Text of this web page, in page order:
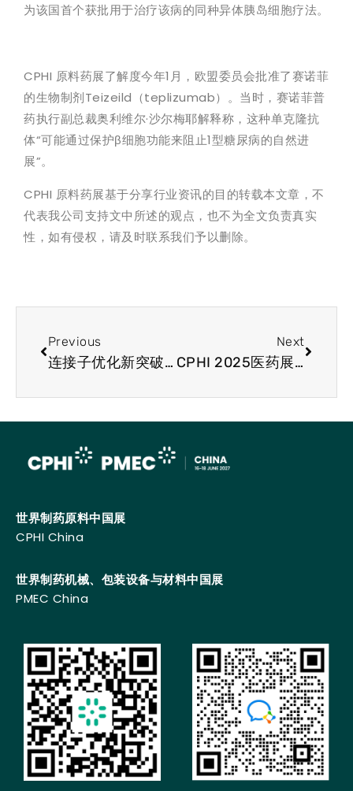
为该国首个获批用于治疗该病的同种异体胰岛细胞疗法。
CPHI 原料药展了解度今年1月，欧盟委员会批准了赛诺菲
的生物制剂Teizeild（teplizumab）。当时，赛诺菲普
药执行副总裁奥利维尔·沙尔梅耶解释称，这种单克隆抗
体“可能通过保护β细胞功能来阻止1型糖尿病的自然进
展”。
CPHI 原料药展基于分享行业资讯的目的转载本文章，不
代表我公司支持文中所述的观点，也不为全文负责真实
性，如有侵权，请及时联系我们予以删除。
Previous
连接子优化新突破！解锁 PROTAC 靶向递送新可能
Next
CPHI 2025医药展会简讯；礼来加大亚洲供应链投资力度
世界制药原料中国展
CPHI China
世界制药机械、包装设备与材料中国展
PMEC China